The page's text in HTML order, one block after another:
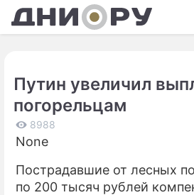
Путин увеличил
погорельцам
8988
None
Пострадавшие от лесных
по 200 тысяч рублей